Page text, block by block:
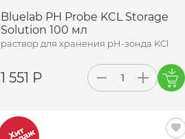
Bluelab PH Probe KCL Storage
Solution 100 мл
раствор для хранения pH-зонда KCl
1 551 Р